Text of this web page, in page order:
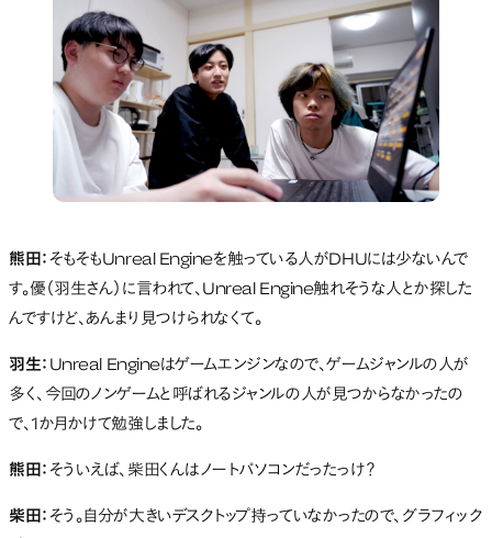
熊田： そもそもUnreal Engineを触っている人がDHUには少ないんで
す。優（羽生さん）に言われて、Unreal Engine触れそうな人とか探した
んですけど、あんまり見つけられなくて。
羽生： Unreal Engineはゲームエンジンなので、ゲームジャンルの人が
多く、今回のノンゲームと呼ばれるジャンルの人が見つからなかったの
で、1か月かけて勉強しました。
熊田： そういえば、柴田くんはノートパソコンだったっけ？
柴田： そう。自分が大きいデスクトップ持っていなかったので、グラフィック